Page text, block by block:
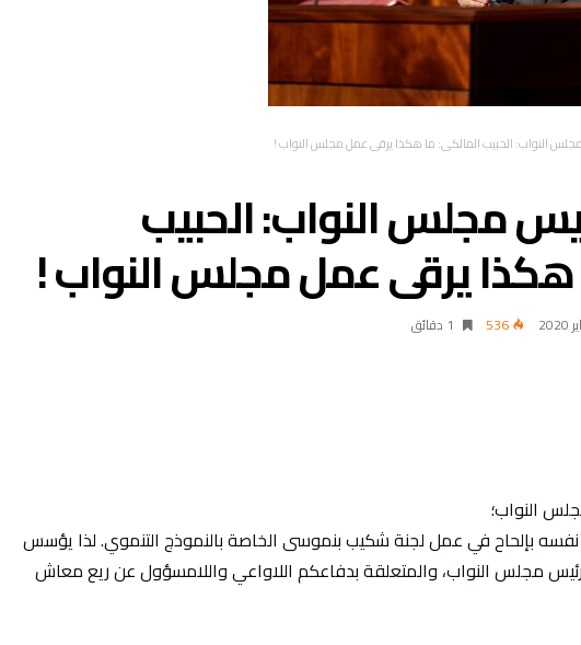
النواب: الحبيب المالكي: ما هكذا يرقى عمل مجلس النواب !
مجلس النواب: الحبيب
هكذا يرقى عمل مجلس النواب !
536 1 ‫دقائق‬
النواب؛
بإلحاح في عمل لجنة شكيب بنموسى الخاصة بالنموذج التنموي. لذا يؤسس
مجلس النواب، والمتعلقة بدفاعكم اللاواعي واللامسؤول عن ريع معاش